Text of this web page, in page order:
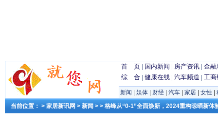
首 页 | 国内新闻 | 房产资讯 | 金融
综 合 | 健康在线 | 汽车频道 | 工商
新闻 娱体 财经 汽车 家居 女性
当前位置： > 家居新讯网 > 新闻 > > 格峰从“0-1”全面焕新，2024重构晾晒新体